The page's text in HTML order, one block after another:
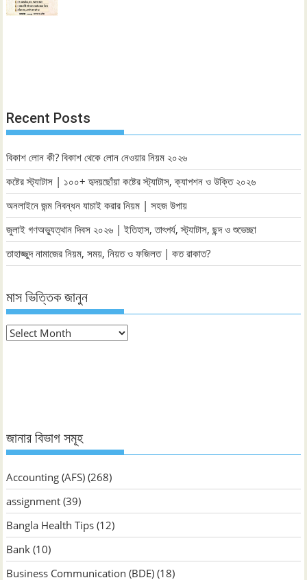
Recent Posts
বিকাশ লোন কী? বিকাশ থেকে লোন নেওয়ার নিয়ম ২০২৬
কষ্টের স্ট্যাটাস | ১০০+ হৃদয়ছোঁয়া কষ্টের স্ট্যাটাস, ক্যাপশন ও উক্তি ২০২৬
অনলাইনে জন্ম নিবন্ধন যাচাই করার নিয়ম | সহজ উপায়
জুলাই গণঅভ্যুত্থান দিবস ২০২৬ | ইতিহাস, তাৎপর্য, স্ট্যাটাস, ছন্দ ও শুভেচ্ছা
তাহাজ্জুদ নামাজের নিয়ম, সময়, নিয়ত ও ফজিলত | কত রাকাত?
মাস ভিত্তিক জানুন
মাস
জানার বিভাগ সমূহ
Accounting (AFS) (268)
assignment (39)
Bangla Health Tips (12)
Bank (10)
Business Communication (BDE) (18)